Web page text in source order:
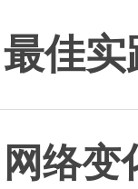
最佳实
网络变